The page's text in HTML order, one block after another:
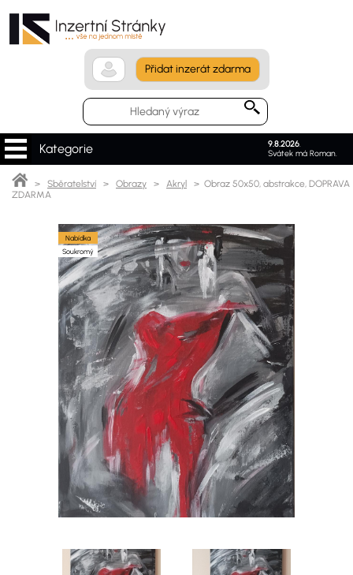
Přidat inzerát zdarma
9.8.2026.
Svátek má Roman.
Kategorie
> Sběratelství > Obrazy > Akryl
> Obraz 50x50, abstrakce, DOPRAVA
ZDARMA
Nabídka
Soukromý